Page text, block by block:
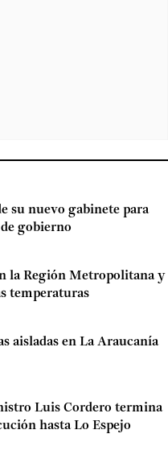
su nuevo gabinete para
gobierno
la Región Metropolitana y
temperaturas
aisladas en La Araucanía
Luis Cordero termina
hasta Lo Espejo